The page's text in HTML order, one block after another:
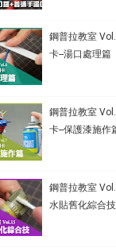
鋼普拉教室
卡--湯口處理篇
鋼普拉教室
卡--保護漆施作
鋼普拉教室
水貼舊化綜合技